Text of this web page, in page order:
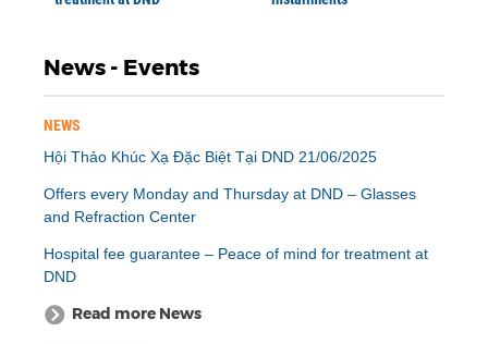
News - Events
NEWS
Hội Thảo Khúc Xạ Đặc Biệt Tại DND 21/06/2025
Offers every Monday and Thursday at DND – Glasses
and Refraction Center
Hospital fee guarantee – Peace of mind for treatment at
DND
Read more News